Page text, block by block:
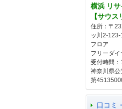
横浜 リ
【サウス
住所：〒
ッ川2-
フロア
フリーダ
受付時間
神奈川県
第
口コミ